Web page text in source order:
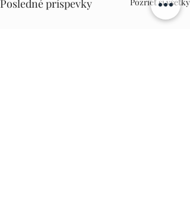
Posledné príspevky